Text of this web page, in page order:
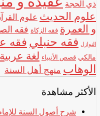
ذي الحجة
علوم الحديث علوم
و العمرة فقه الزكاة فقه
النوازل فقه حنبلي فقه
مالكي قصص الأنبياء لغة عربية
الوهاب منهج أهل السنة
الأكثر مشاهدة